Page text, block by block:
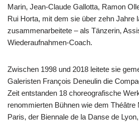
Marin, Jean-Claude Gallotta, Ramon
Rui Horta, mit dem sie über zehn Jahre
zusammenarbeitete – als Tänzerin,
Wiederaufnahmen-Coach.
Zwischen 1998 und 2018 leitete sie
Galeristen François Deneulin die
Zeit entstanden 18 choreografische
renommierten Bühnen wie dem Théâtre
Paris, der Biennale de la Danse de